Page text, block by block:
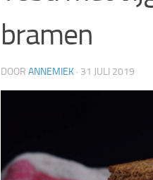
bramen
DOOR ANNEMIEK · 31 JULI 2019